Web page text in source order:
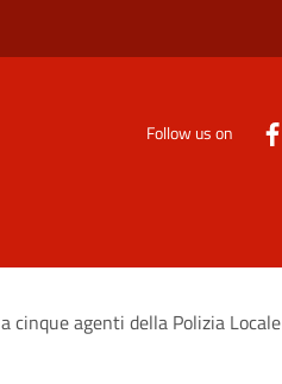
Follow us on
cinque agenti della Polizia Locale